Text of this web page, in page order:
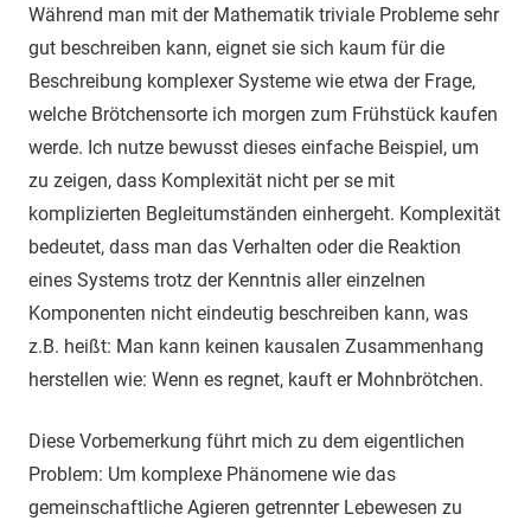
Während man mit der Mathematik triviale Probleme sehr
gut beschreiben kann, eignet sie sich kaum für die
Beschreibung komplexer Systeme wie etwa der Frage,
welche Brötchensorte ich morgen zum Frühstück kaufen
werde. Ich nutze bewusst dieses einfache Beispiel, um
zu zeigen, dass Komplexität nicht per se mit
komplizierten Begleitumständen einhergeht. Komplexität
bedeutet, dass man das Verhalten oder die Reaktion
eines Systems trotz der Kenntnis aller einzelnen
Komponenten nicht eindeutig beschreiben kann, was
z.B. heißt: Man kann keinen kausalen Zusammenhang
herstellen wie: Wenn es regnet, kauft er Mohnbrötchen.
Diese Vorbemerkung führt mich zu dem eigentlichen
Problem: Um komplexe Phänomene wie das
gemeinschaftliche Agieren getrennter Lebewesen zu